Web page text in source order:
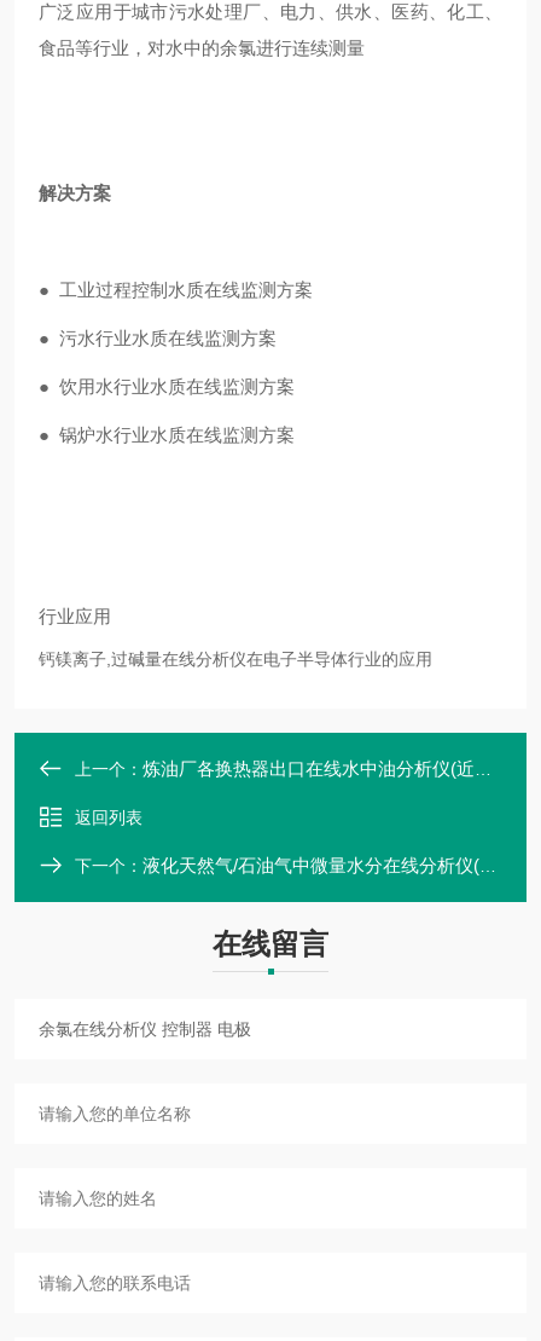
广泛应用于城市污水处理厂、电力、供水、医药、化工、
食品等行业，对水中的余氯进行连续测量
解决方案
● 工业过程控制水质在线监测方案
● 污水行业水质在线监测方案
● 饮用水行业水质在线监测方案
● 锅炉水行业水质在线监测方案
行业应用
钙镁离子,过碱量在线分析仪在电子半导体行业的应用
上一个： 炼油厂各换热器出口在线水中油分析仪(近红外光散射)
返回列表
下一个： 液化天然气/石油气中微量水分在线分析仪(近红外光散射)
在线留言